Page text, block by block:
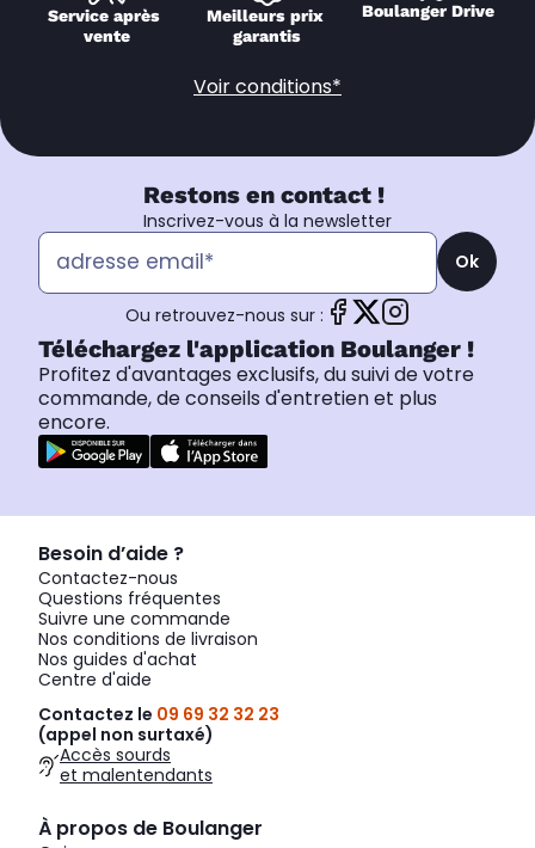
Service après
vente
Meilleurs prix
garantis
Boulanger Drive
Voir conditions*
Restons en contact !
Inscrivez-vous à la newsletter
Ok
Ou retrouvez-nous sur :
Téléchargez l'application Boulanger !
Profitez d'avantages exclusifs, du suivi de votre
commande, de conseils d'entretien et plus
encore.
Besoin d’aide ?
Contactez-nous
Questions fréquentes
Suivre une commande
Nos conditions de livraison
Nos guides d'achat
Centre d'aide
Contactez le 09 69 32 32 23
(appel non surtaxé)
Accès sourds
et malentendants
À propos de Boulanger